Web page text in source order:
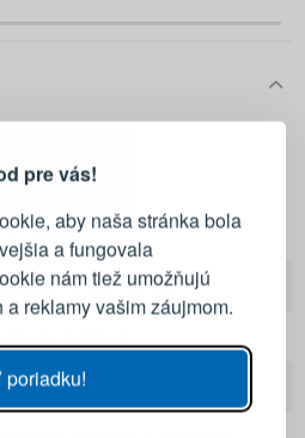
pre vás!
aby naša stránka bola
a fungovala
nám tiež umožňujú
reklamy vašim záujmom.
poriadku!
EAN 4006528035643
Zassenhaus
k svojmu účtu
SA